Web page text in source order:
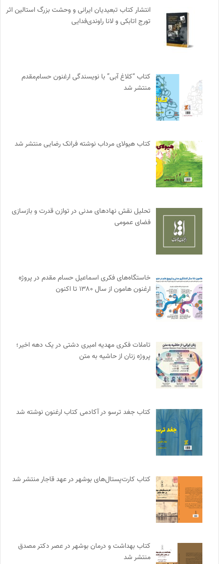
انتشار کتاب تبعیدیان ایرانی و وحشت بزرگ استالین اثر
تورج اتابکی و لانا راوندی‌فدایی
کتاب “کلاغ آبی” با نویسندگی ارغنون حسام‌مقدم
منتشر شد
کتاب هیولای مرداب نوشته فرانک رضایی منتشر شد
تحلیل نقش نهادهای مدنی در توازن قدرت و بازسازی
فضای عمومی
خاستگاه‌های فکری اسماعیل حسام مقدم در پروژه
ارغنون هامون از سال ۱۳۸۰ تا اکنون
تاملات فکری مهدیه امیری دشتی در یک دهه اخیر؛
پروژه زنان از حاشیه به متن
کتاب جغد ترسو در آکادمی کتاب ارغنون نوشته شد
کتاب کارت‌پستال‌های بوشهر در عهد قاجار منتشر شد
کتاب بهداشت و درمان بوشهر در عصر دکتر مصدق
منتشر شد